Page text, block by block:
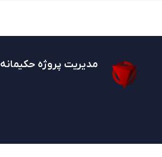
مدیریت پروژه حکیمانه